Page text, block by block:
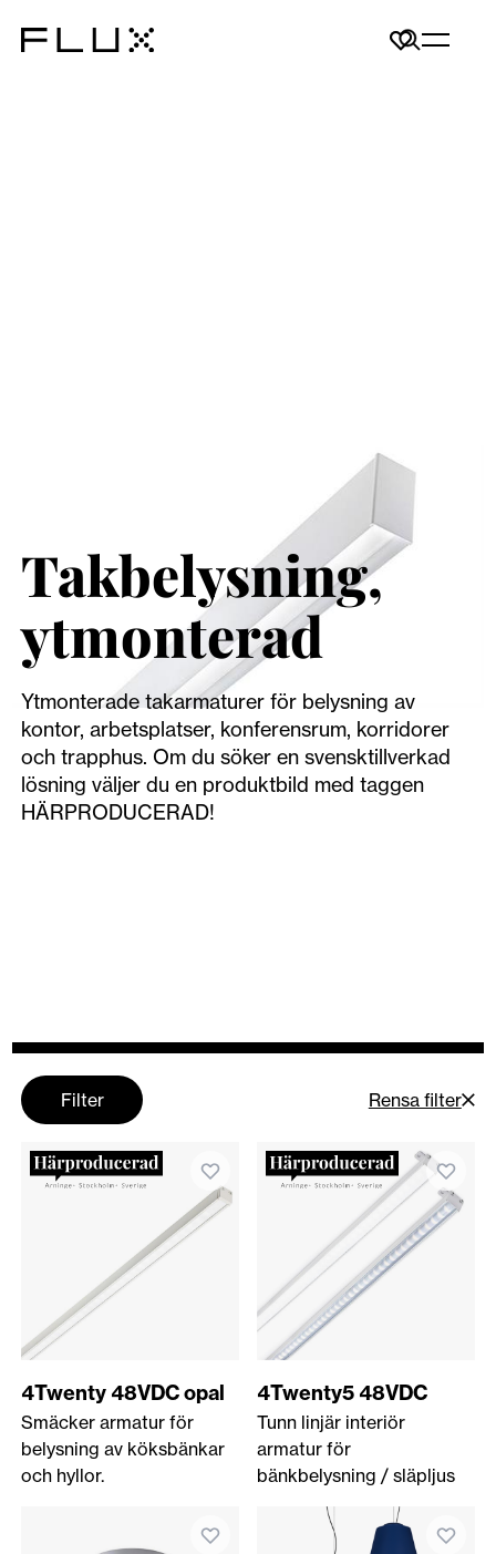
Takbelysning,
ytmonterad
Ytmonterade takarmaturer för belysning av
kontor, arbetsplatser, konferensrum, korridorer
och trapphus. Om du söker en svensktillverkad
lösning väljer du en produktbild med taggen
HÄRPRODUCERAD!
Filter Rensa filter
4Twenty 48VDC opal
Smäcker armatur för
belysning av köksbänkar
och hyllor.
4Twenty5 48VDC
Tunn linjär interiör
armatur för
bänkbelysning / släpljus